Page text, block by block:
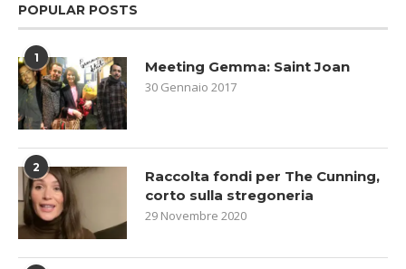
POPULAR POSTS
1 Meeting Gemma: Saint Joan
30 Gennaio 2017
2
Raccolta fondi per The Cunning,
corto sulla stregoneria
29 Novembre 2020